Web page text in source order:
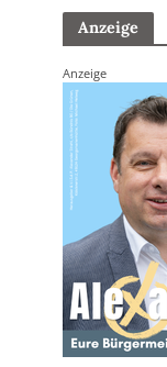
Anzeige
Anzeige